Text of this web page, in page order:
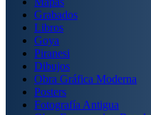
Grabados
Libros
Goya
Piranesi
Dibujos
Obra Gráfica Moderna
Posters
Fotografía Antigua